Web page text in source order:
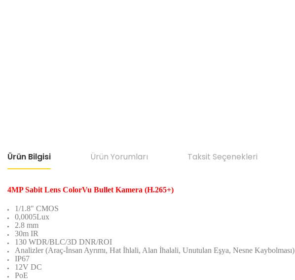
Ürün Bilgisi Ürün Yorumları Taksit Seçenekleri
4MP Sabit Lens ColorVu Bullet Kamera (H.265+)
1/1.8" CMOS
0,0005Lux
2.8 mm
30m IR
130 WDR/BLC/3D DNR/ROI
Analizler (Araç-İnsan Ayrımı, Hat İhlali, Alan İhalali, Unutulan Eşya, Nesne Kaybolması)
IP67
12V DC
PoE